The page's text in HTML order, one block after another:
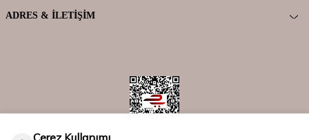
ADRES & İLETIŞIM
Çerez Kullanımı